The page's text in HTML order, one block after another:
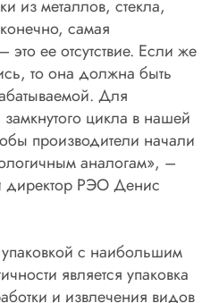
из металлов, стекла,
самая
это ее отсутствие. Если же
то она должна быть
Для
цикла в нашей
производители начали
аналогам», –
директор РЭО Денис
с наибольшим
является упаковка
и извлечения видов